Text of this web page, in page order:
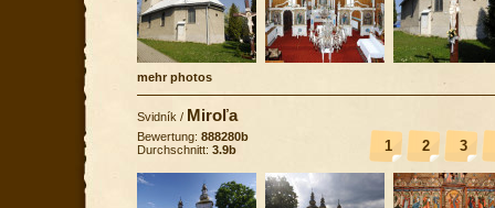
mehr photos
Svidník / Miroľa
1 2 3
Bewertung: 888280b
Durchschnitt: 3.9b